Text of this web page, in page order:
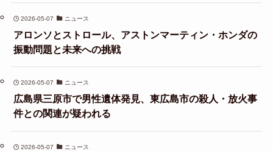
2026-05-07 ニュース
アロンソとストロール、アストンマーティン・ホンダの
振動問題と未来への挑戦
2026-05-07 ニュース
広島県三原市で男性遺体発見、東広島市の殺人・放火事
件との関連が疑われる
2026-05-07 ニュース